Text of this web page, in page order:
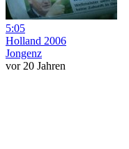
5:05
Holland 2006
Jongenz
vor 20 Jahren